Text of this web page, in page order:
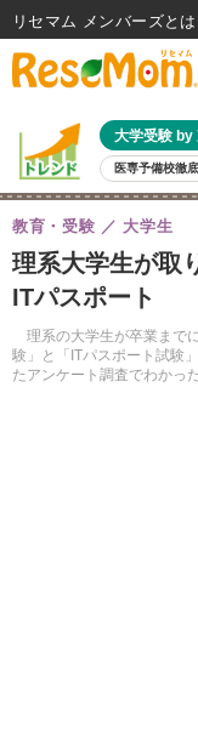
大学受験 by
医専予備校徹
親子で考える大学選び 高
共通テスト 夏休み
8月開催イベント・WS
自由研究教材（小学生向け）
理系大学生が取
ITパスポート
理系の大学生が卒業まで
験」と「ITパスポート試験
たアンケート調査でわかっ
教育・受験 大学生
リセマム メンバーズ